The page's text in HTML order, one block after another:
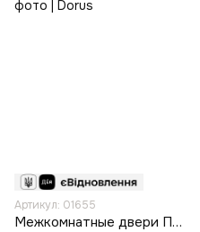
Артикул: 01655
Межкомнатные двери Папа Карло ML-709